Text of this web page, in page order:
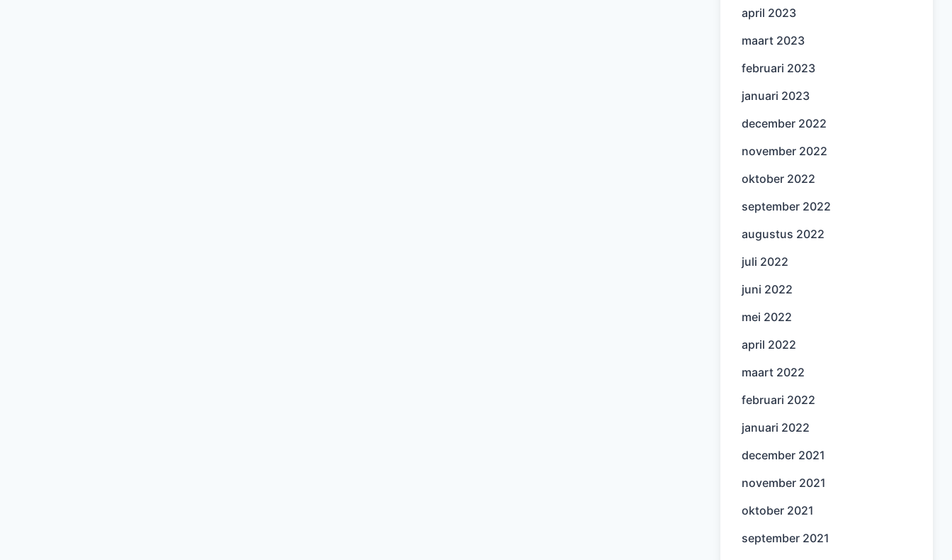
april 2023
maart 2023
februari 2023
januari 2023
december 2022
november 2022
oktober 2022
september 2022
augustus 2022
juli 2022
juni 2022
mei 2022
april 2022
maart 2022
februari 2022
januari 2022
december 2021
november 2021
oktober 2021
september 2021